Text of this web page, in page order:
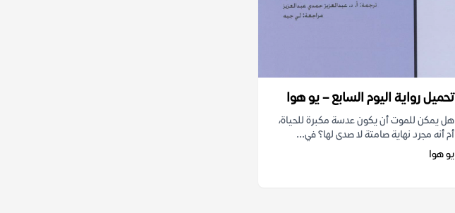
تحميل رواية اليوم السابع – يو هوا
هل يمكن للموت أن يكون عدسة مكبرة للحياة،
أم أنه مجرد نهاية صامتة لا صدى لها؟ في...
يو هوا